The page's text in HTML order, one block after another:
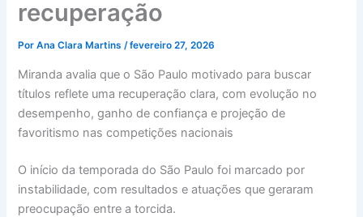
recuperação
PorAna Clara Martins/fevereiro 27, 2026
Miranda avalia que o São Paulo motivado para buscar
títulos reflete uma recuperação clara, com evolução no
desempenho, ganho de confiança e projeção de
favoritismo nas competições nacionais
O início da temporada do São Paulo foi marcado por
instabilidade, com resultados e atuações que geraram
preocupação entre a torcida.